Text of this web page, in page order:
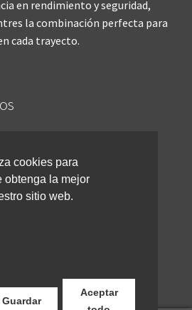
en rendimiento y seguridad,
la combinación perfecta para
cada trayecto.
cookies para
obtenga la mejor
sitio web.
Guardar
Aceptar